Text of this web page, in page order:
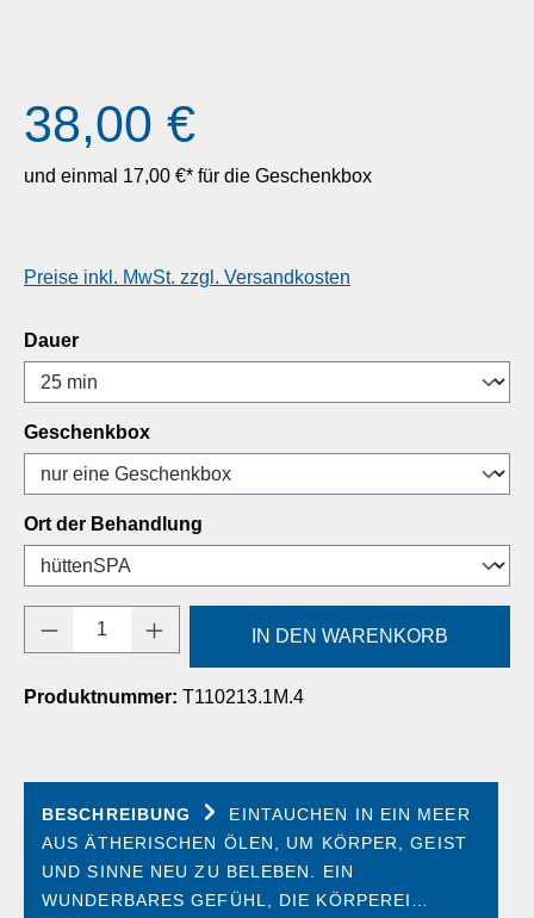
Regulärer Preis:
38,00 €
und einmal 17,00 €* für die Geschenkbox
Preise inkl. MwSt. zzgl. Versandkosten
Dauerauswählen
Geschenkboxauswählen
Ort der Behandlung
Produkt Anzahl: Gib den gewünschten
IN DEN WARENKORB
Produktnummer: T110213.1M.4
BESCHREIBUNG
EINTAUCHEN IN EIN MEER
AUS ÄTHERISCHEN ÖLEN, UM KÖRPER, GEIST
UND SINNE NEU ZU BELEBEN. EIN
WUNDERBARES GEFÜHL, DIE KÖRPEREI…